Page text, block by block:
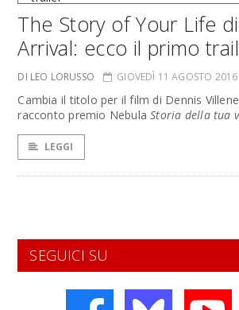
The Story of Your Life
Arrival: ecco il primo
DI LEO LORUSSO GIOVEDÌ 11 AGOSTO 2016
Cambia il titolo per il film di Dennis
racconto premio NebulaStoria della tua
LEGGI
SEGUICI SU